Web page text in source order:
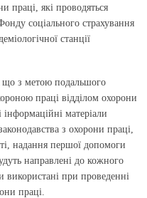
праці, які проводяться
соціального страхування
станції
з метою подальшого
праці відділом охорони
інформаційні матеріали
з охорони праці,
надання першої допомоги
направлені до кожного
використані при проведенні
праці.